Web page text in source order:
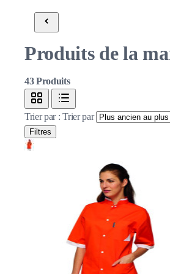
Produits de la
43Produits
Trier par :Trier par
Filtres